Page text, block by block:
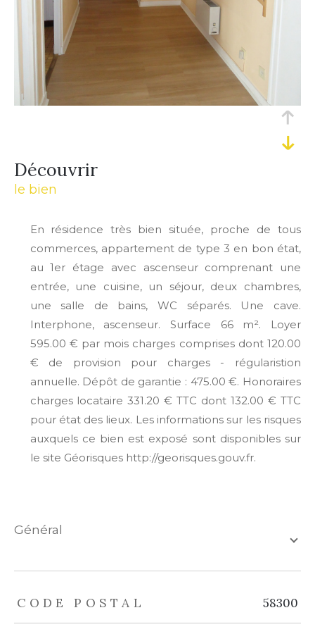
découvrir
le bien
En résidence très bien située, proche de tous
commerces, appartement de type 3 en bon état,
au 1er étage avec ascenseur comprenant une
entrée, une cuisine, un séjour, deux chambres,
une salle de bains, WC séparés. Une cave.
Interphone, ascenseur. Surface 66 m². Loyer
595.00 € par mois charges comprises dont 120.00
€ de provision pour charges - régularistion
annuelle. Dépôt de garantie : 475.00 €. Honoraires
charges locataire 331.20 € TTC dont 132.00 € TTC
pour état des lieux. Les informations sur les risques
auxquels ce bien est exposé sont disponibles sur
le site Géorisques http://georisques.gouv.fr.
général
TRAD_ZEPHYR_Caracteristique TRAD_ZEPHYR_Valeurs
CODE POSTAL 58300